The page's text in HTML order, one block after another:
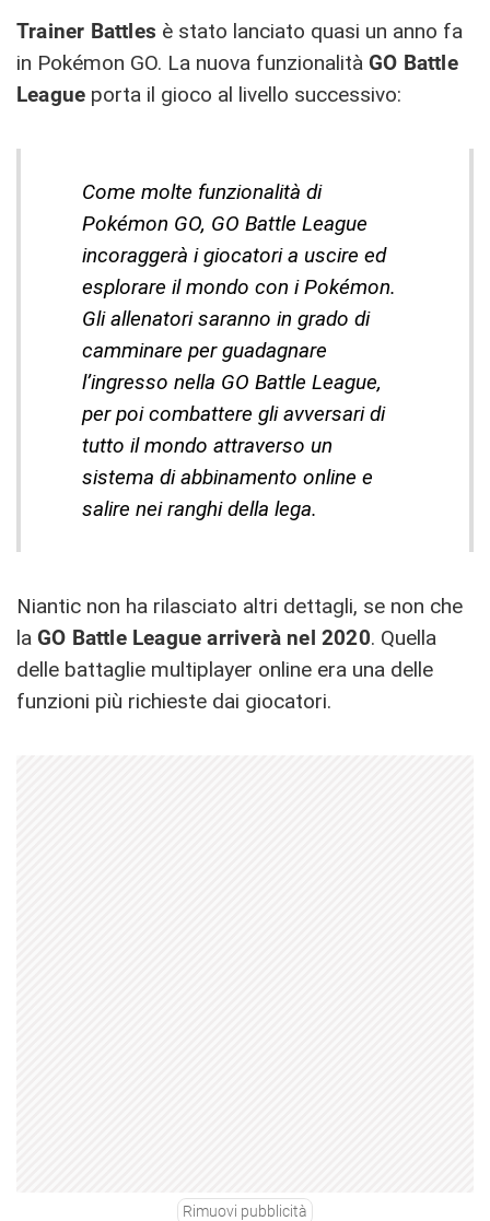
Trainer Battles è stato lanciato quasi un anno fa
in Pokémon GO. La nuova funzionalità GO Battle
League porta il gioco al livello successivo:
Come molte funzionalità di
Pokémon GO, GO Battle League
incoraggerà i giocatori a uscire ed
esplorare il mondo con i Pokémon.
Gli allenatori saranno in grado di
camminare per guadagnare
l’ingresso nella GO Battle League,
per poi combattere gli avversari di
tutto il mondo attraverso un
sistema di abbinamento online e
salire nei ranghi della lega.
Niantic non ha rilasciato altri dettagli, se non che
la GO Battle League arriverà nel 2020. Quella
delle battaglie multiplayer online era una delle
funzioni più richieste dai giocatori.
Rimuovi pubblicità